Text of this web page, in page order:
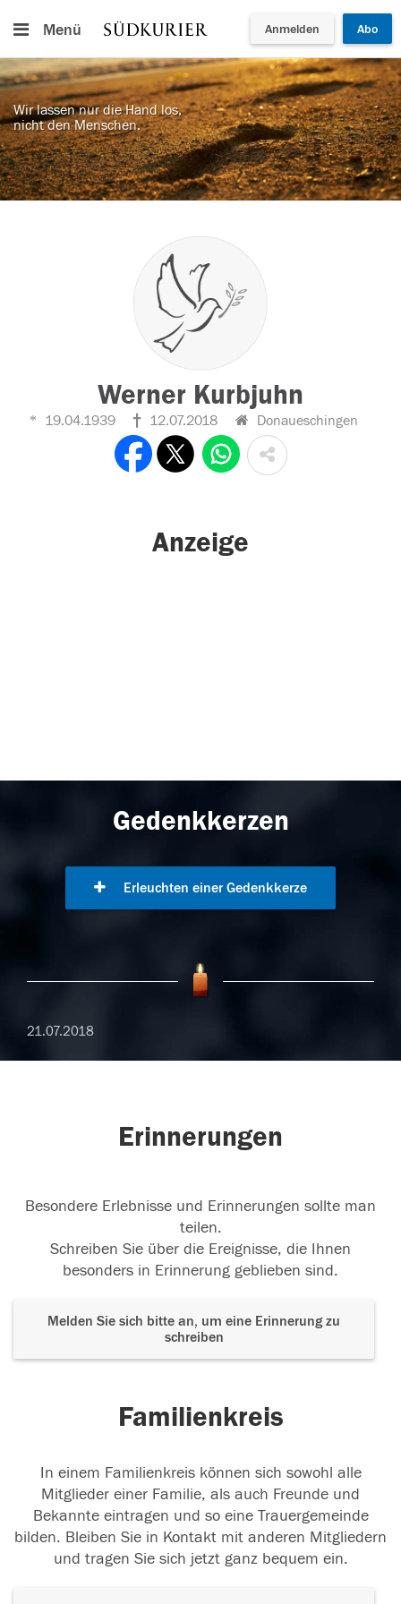
Menü Anmelden Abo
Wir lassen nur die Hand los,
nicht den Menschen.
Werner Kurbjuhn
19.04.1939 12.07.2018 Donaueschingen
Anzeige
Gedenkkerzen
Erleuchten einer Gedenkkerze
21.07.2018
Erinnerungen
Besondere Erlebnisse und Erinnerungen sollte man
teilen.
Schreiben Sie über die Ereignisse, die Ihnen
besonders in Erinnerung geblieben sind.
Melden Sie sich bitte an, um eine Erinnerung zu
schreiben
Familienkreis
In einem Familienkreis können sich sowohl alle
Mitglieder einer Familie, als auch Freunde und
Bekannte eintragen und so eine Trauergemeinde
bilden. Bleiben Sie in Kontakt mit anderen Mitgliedern
und tragen Sie sich jetzt ganz bequem ein.